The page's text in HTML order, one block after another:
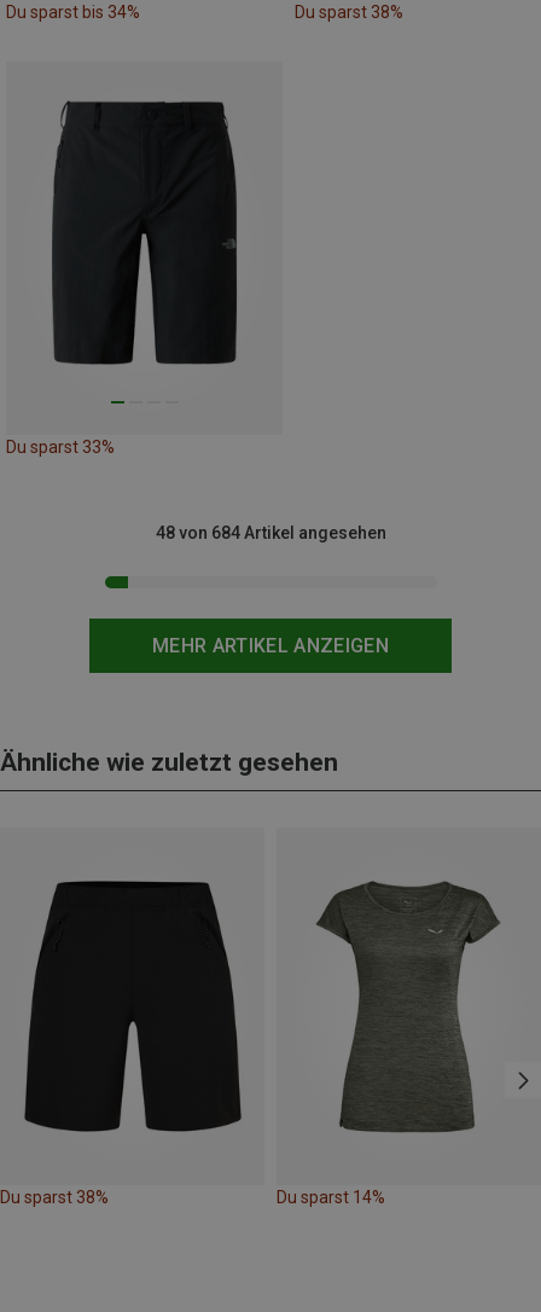
Du sparst bis 34% Du sparst 38%
Du sparst 33%
MEHR ARTIKEL ANZEIGEN
48 von 684 Artikel angesehen
Ähnliche wie zuletzt gesehen
Du sparst 38% Du sparst 14%